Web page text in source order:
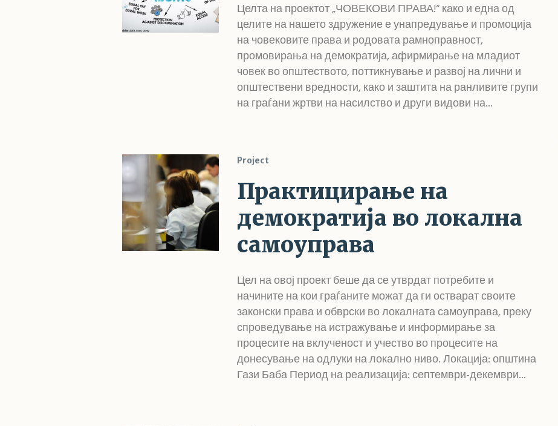
Целта на проектот „ЧОВЕКОВИ ПРАВА!“ како и една од
целите на нашето здружение е унапредување и промоција
на човековите права и родовата рамноправност,
промовирања на демократија, афирмирање на младиот
човек во општеството, поттикнување и развој на лични и
општествени вредности, како и заштита на ранливите групи
на граѓани жртви на насилство и други видови на...
Project
Практицирање на
демократија во локална
самоуправа
Цел на овој проект беше да се утврдат потребите и
начините на кои граѓаните можат да ги остварат своите
законски права и обврски во локалната самоуправа, преку
спроведување на истражување и информирање за
процесите на вклученост и учество во процесите на
донесување на одлуки на локално ниво. Локација: општина
Гази Баба Период на реализација: септември-декември...